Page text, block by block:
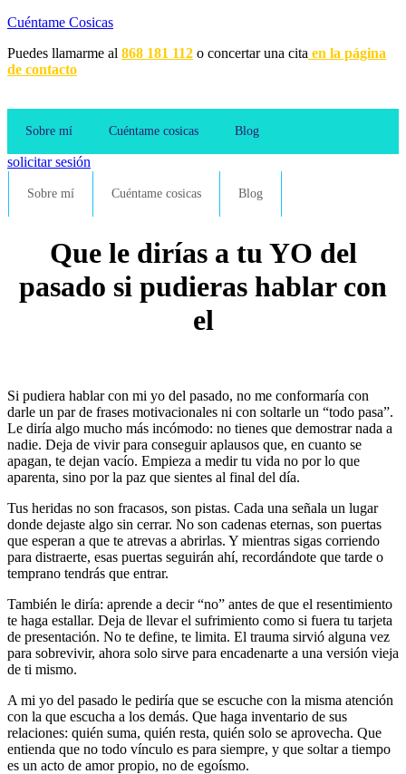
Cuéntame Cosicas
Puedes llamarme al 868 181 112 o concertar una cita en la página
de contacto
Sobre mí Cuéntame cosicas Blog
solicitar sesión
Sobre mí Cuéntame cosicas Blog
Que le dirías a tu YO del
pasado si pudieras hablar con
el
Si pudiera hablar con mi yo del pasado, no me conformaría con
darle un par de frases motivacionales ni con soltarle un “todo pasa”.
Le diría algo mucho más incómodo: no tienes que demostrar nada a
nadie. Deja de vivir para conseguir aplausos que, en cuanto se
apagan, te dejan vacío. Empieza a medir tu vida no por lo que
aparenta, sino por la paz que sientes al final del día.
Tus heridas no son fracasos, son pistas. Cada una señala un lugar
donde dejaste algo sin cerrar. No son cadenas eternas, son puertas
que esperan a que te atrevas a abrirlas. Y mientras sigas corriendo
para distraerte, esas puertas seguirán ahí, recordándote que tarde o
temprano tendrás que entrar.
También le diría: aprende a decir “no” antes de que el resentimiento
te haga estallar. Deja de llevar el sufrimiento como si fuera tu tarjeta
de presentación. No te define, te limita. El trauma sirvió alguna vez
para sobrevivir, ahora solo sirve para encadenarte a una versión vieja
de ti mismo.
A mi yo del pasado le pediría que se escuche con la misma atención
con la que escucha a los demás. Que haga inventario de sus
relaciones: quién suma, quién resta, quién solo se aprovecha. Que
entienda que no todo vínculo es para siempre, y que soltar a tiempo
es un acto de amor propio, no de egoísmo.